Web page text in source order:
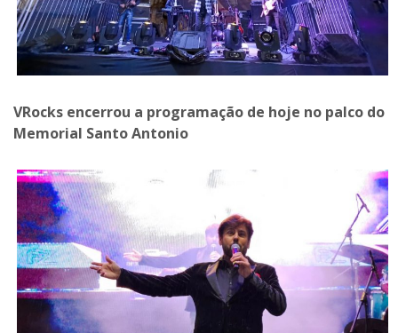
VRocks encerrou a programação de hoje no palco do
Memorial Santo Antonio